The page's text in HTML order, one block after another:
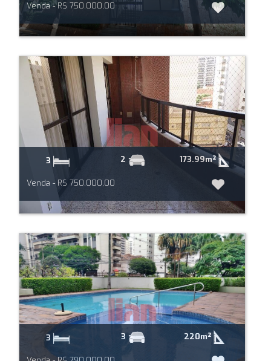
Venda - R$ 750.000,00
3 2 173.99m²
Venda - R$ 750.000,00
3 3 220m²